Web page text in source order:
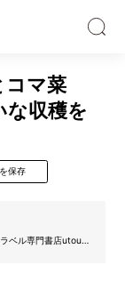
コマ菜
な収穫を
保存
ベル専門書店utouto